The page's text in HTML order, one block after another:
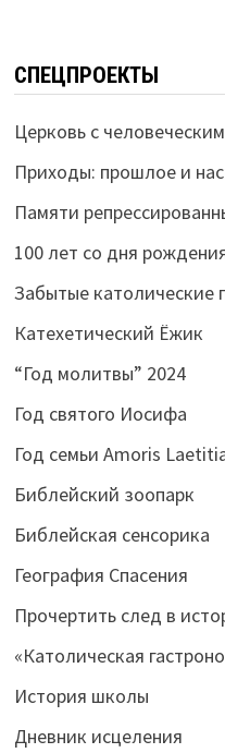
СПЕЦПРОЕКТЫ
Церковь с
Приходы: прошлое и
Памяти
100 лет со дня
Забытые католические
Катехетический Ёжик
“Год молитвы” 2024
Год святого Иосифа
Год семьи Amoris
Библейский зоопарк
Библейская сенсорика
География Спасения
Прочертить след в
«Католическая
История школы
Дневник исцеления